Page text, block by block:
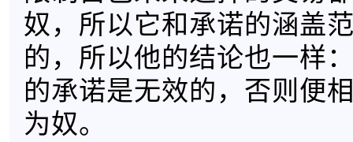
奴，所以它和承诺的涵盖
的，所以他的结论也一样
的承诺是无效的，否则便
为奴。